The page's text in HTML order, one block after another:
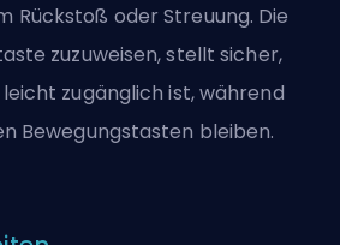
Rückstoß oder Streuung. Die
zuzuweisen, stellt sicher,
zugänglich ist, während
Bewegungstasten bleiben.